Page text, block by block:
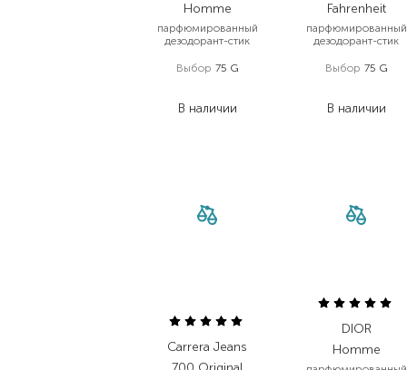
Homme
парфюмированный
дезодорант-стик
Выбор 75 G
В наличии
Fahrenheit
парфюмированный
дезодорант-стик
Выбор 75 G
В наличии
Carrera Jeans
DIOR
Homme